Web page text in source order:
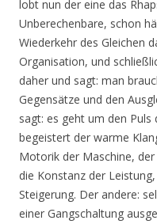
lobt nun der eine das
Unberechenbare, schon
Wiederkehr des Gleichen
Organisation, und
daher und sagt: man
Gegensätze und den
sagt: es geht um den Puls
begeistert der warme
Motorik der Maschine,
die Konstanz der
Steigerung. Der andere:
einer Gangschaltung